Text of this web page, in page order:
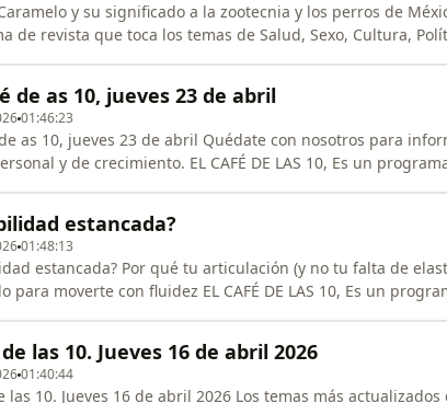
y su significado a la zootecnia y los perros de
de revista que toca los temas de Salud, Sexo, Cultura,
de as 10, jueves 23 de abril
01:46:23
de as 10, jueves 23 de abril Quédate con nosotros para
y de crecimiento. EL CAFÉ DE LAS 10, Es un
por: ADRestancada?
01:48:13
estancada? Por qué tu articulación (y no tu falta de
para moverte con fluidez EL CAFÉ DE LAS 10, Es un
am por: AD
las 10. Jueves 16 de abril 2026
01:40:44
las 10. Jueves 16 de abril 2026 Los temas más